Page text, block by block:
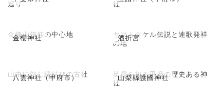
巡り
社
金櫻神社
金峰山信仰の中心地 酒折宮
ヤマトタケル伝説と連歌発祥
の地
八雲神社（甲府市）
山中に佇む縁結びの古社 山梨縣護國神社
英霊を祀る甲府の歴史ある神
社